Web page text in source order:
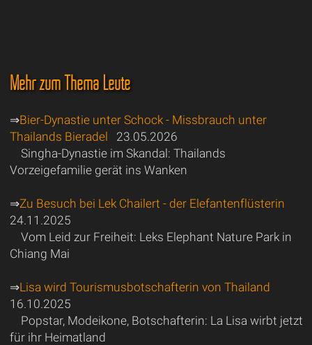
Mehr zum Thema Leute
⇒Bier-Dynastie unter Schock - Missbrauch unter
Thailands Bieradel 23.05.2026
Singha-Dynastie im Skandal: Thailands
Vorzeigefamilie gerät ins Wanken
⇒Zu Besuch bei Lek Chailert - der Elefantenflüsterin
24.11.2025
Vom Leid zur Freiheit: Leks Elephant Nature Park in
Chiang Mai
⇒Lisa wird Tourismusbotschafterin von Thailand
16.10.2025
Popstar, Modeikone, Botschafterin: La Lisa wirbt jetzt
für ihr Heimatland